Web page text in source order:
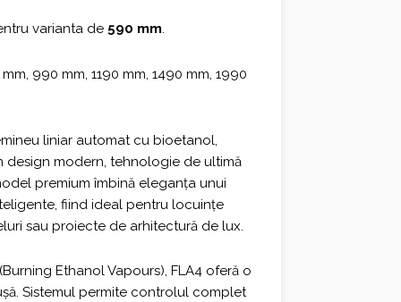
varianta de 590 mm.
990 mm, 1190 mm, 1490 mm, 1990
liniar automat cu bioetanol,
modern, tehnologie de ultimă
premium îmbină eleganța unui
fiind ideal pentru locuințe
sau proiecte de arhitectură de lux.
Ethanol Vapours), FLA4 oferă o
Sistemul permite controlul complet